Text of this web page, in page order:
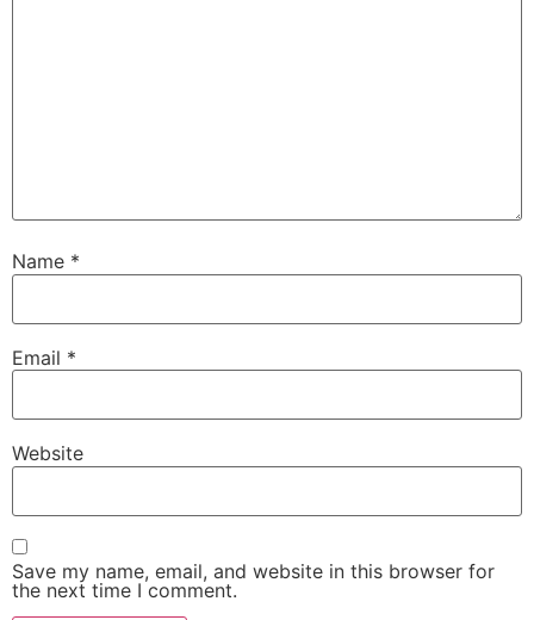
Name *
Email *
Website
Save my name, email, and website in this browser for
the next time I comment.